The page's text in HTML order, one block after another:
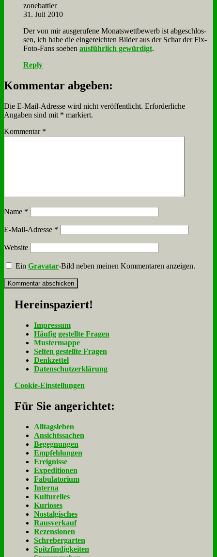
zone­batt­ler
31. Juli 2010
Der von mir aus­ge­ru­fe­ne Mo­nats­wett­be­werb ist ab­ge­schlos­
sen, ich ha­be die ein­ge­reich­ten Bil­der aus der Schar der Fix­
Fo­to-Fans so­eben aus­führ­lich ge­wür­digt.
Reply
Kommentar abgeben:
Die E-Mail-Adresse wird nicht veröffentlicht. Erforderliche
Angaben sind mit * markiert.
Kommentar *
Name *
E-Mail-Adresse *
Website
EinGravatar-Bild neben meinen Kommentaren anzeigen.
Her­ein­spa­ziert!
Im­pres­sum
Häu­fig ge­stell­te Fra­gen
Mu­ster­map­pe
Sel­ten ge­stell­te Fra­gen
Denk­zet­tel
Da­ten­schutz­er­klä­rung
Cookie-Einstellungen
Für Sie an­ge­rich­tet:
Alltagsleben
Ansichtssachen
Begegnungen
Empfehlungen
Ereignisse
Expeditionen
Fabulatorium
Interna
Kulturelles
Kurioses
Nostalgisches
Rausverkauf
Rezensionen
Schrebergarten
Spitzfindigkeiten